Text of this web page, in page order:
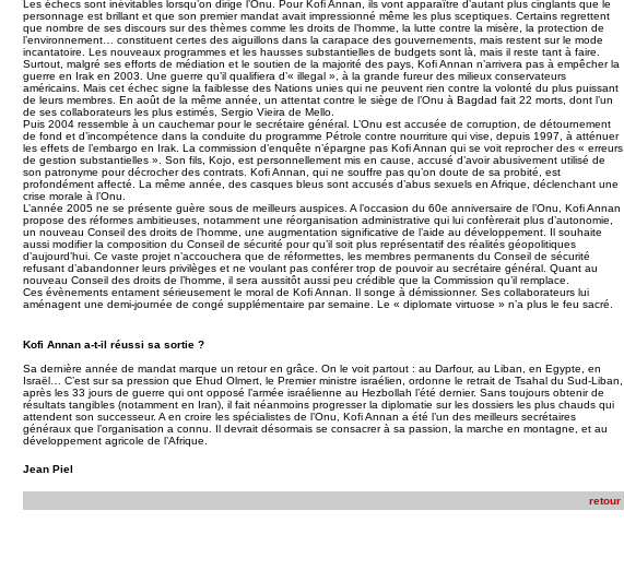
Les échecs sont inévitables lorsqu’on dirige l’Onu. Pour Kofi Annan, ils vont apparaître d’autant plus cinglants que le
personnage est brillant et que son premier mandat avait impressionné même les plus sceptiques. Certains regrettent
que nombre de ses discours sur des thèmes comme les droits de l’homme, la lutte contre la misère, la protection de
l’environnement… constituent certes des aiguillons dans la carapace des gouvernements, mais restent sur le mode
incantatoire. Les nouveaux programmes et les hausses substantielles de budgets sont là, mais il reste tant à faire.
Surtout, malgré ses efforts de médiation et le soutien de la majorité des pays, Kofi Annan n’arrivera pas à empêcher la
guerre en Irak en 2003. Une guerre qu’il qualifiera d’« illegal », à la grande fureur des milieux conservateurs
américains. Mais cet échec signe la faiblesse des Nations unies qui ne peuvent rien contre la volonté du plus puissant
de leurs membres. En août de la même année, un attentat contre le siège de l’Onu à Bagdad fait 22 morts, dont l’un
de ses collaborateurs les plus estimés, Sergio Vieira de Mello.
Puis 2004 ressemble à un cauchemar pour le secrétaire général. L’Onu est accusée de corruption, de détournement
de fond et d’incompétence dans la conduite du programme Pétrole contre nourriture qui vise, depuis 1997, à atténuer
les effets de l’embargo en Irak. La commission d’enquête n’épargne pas Kofi Annan qui se voit reprocher des « erreurs
de gestion substantielles ». Son fils, Kojo, est personnellement mis en cause, accusé d’avoir abusivement utilisé de
son patronyme pour décrocher des contrats. Kofi Annan, qui ne souffre pas qu’on doute de sa probité, est
profondément affecté. La même année, des casques bleus sont accusés d’abus sexuels en Afrique, déclenchant une
crise morale à l’Onu.
L’année 2005 ne se présente guère sous de meilleurs auspices. A l’occasion du 60e anniversaire de l’Onu, Kofi Annan
propose des réformes ambitieuses, notamment une réorganisation administrative qui lui confèrerait plus d’autonomie,
un nouveau Conseil des droits de l’homme, une augmentation significative de l’aide au développement. Il souhaite
aussi modifier la composition du Conseil de sécurité pour qu’il soit plus représentatif des réalités géopolitiques
d’aujourd’hui. Ce vaste projet n’accouchera que de réformettes, les membres permanents du Conseil de sécurité
refusant d’abandonner leurs privilèges et ne voulant pas conférer trop de pouvoir au secrétaire général. Quant au
nouveau Conseil des droits de l’homme, il sera aussitôt aussi peu crédible que la Commission qu’il remplace.
Ces évènements entament sérieusement le moral de Kofi Annan. Il songe à démissionner. Ses collaborateurs lui
aménagent une demi-journée de congé supplémentaire par semaine. Le « diplomate virtuose » n’a plus le feu sacré.
Kofi Annan a-t-il réussi sa sortie ?
Sa dernière année de mandat marque un retour en grâce. On le voit partout : au Darfour, au Liban, en Egypte, en
Israël… C’est sur sa pression que Ehud Olmert, le Premier ministre israélien, ordonne le retrait de Tsahal du Sud-Liban,
après les 33 jours de guerre qui ont opposé l’armée israélienne au Hezbollah l’été dernier. Sans toujours obtenir de
résultats tangibles (notamment en Iran), il fait néanmoins progresser la diplomatie sur les dossiers les plus chauds qui
attendent son successeur. A en croire les spécialistes de l’Onu, Kofi Annan a été l’un des meilleurs secrétaires
généraux que l’organisation a connu. Il devrait désormais se consacrer à sa passion, la marche en montagne, et au
développement agricole de l’Afrique.
Jean Piel
retour